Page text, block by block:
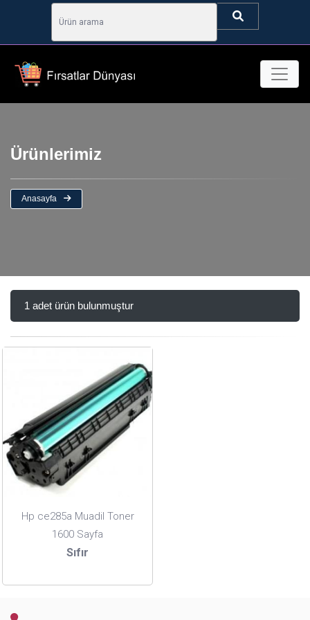
Ürünlerimiz
Anasayfa
1 adet ürün bulunmuştur
Hp ce285a Muadil Toner
1600 Sayfa
Sıfır